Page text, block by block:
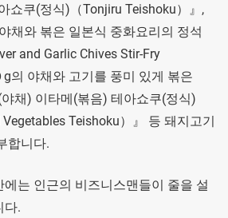
쇼쿠(정식)（Tonjiru Teishoku）』,
채와 볶은 일본식 중화요리의 정석
and Garlic Chives Stir-Fry
의 야채와 고기를 풍미 있게 볶은
야채) 이타메(볶음) 테아쇼쿠(정식)
Vegetables Teishoku）』 등 돼지고기
합니다.
는 인근의 비즈니스맨들이 줄을 설
다.